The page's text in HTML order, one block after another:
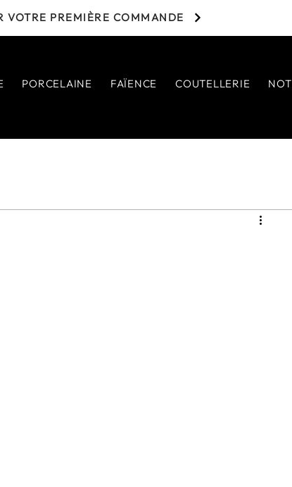
VOTRE PREMIÈRE COMMANDE
PORCELAINE FAÏENCE COUTELLERIE